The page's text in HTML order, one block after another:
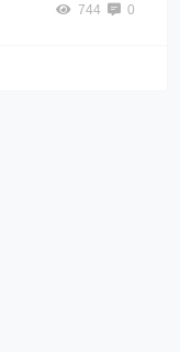
744 0